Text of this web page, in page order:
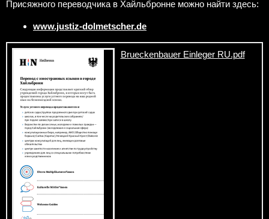
Присяжного переводчика в Хайльбронне можно найти здесь:
www.justiz-dolmetscher.de
Brueckenbauer Einleger RU.pdf